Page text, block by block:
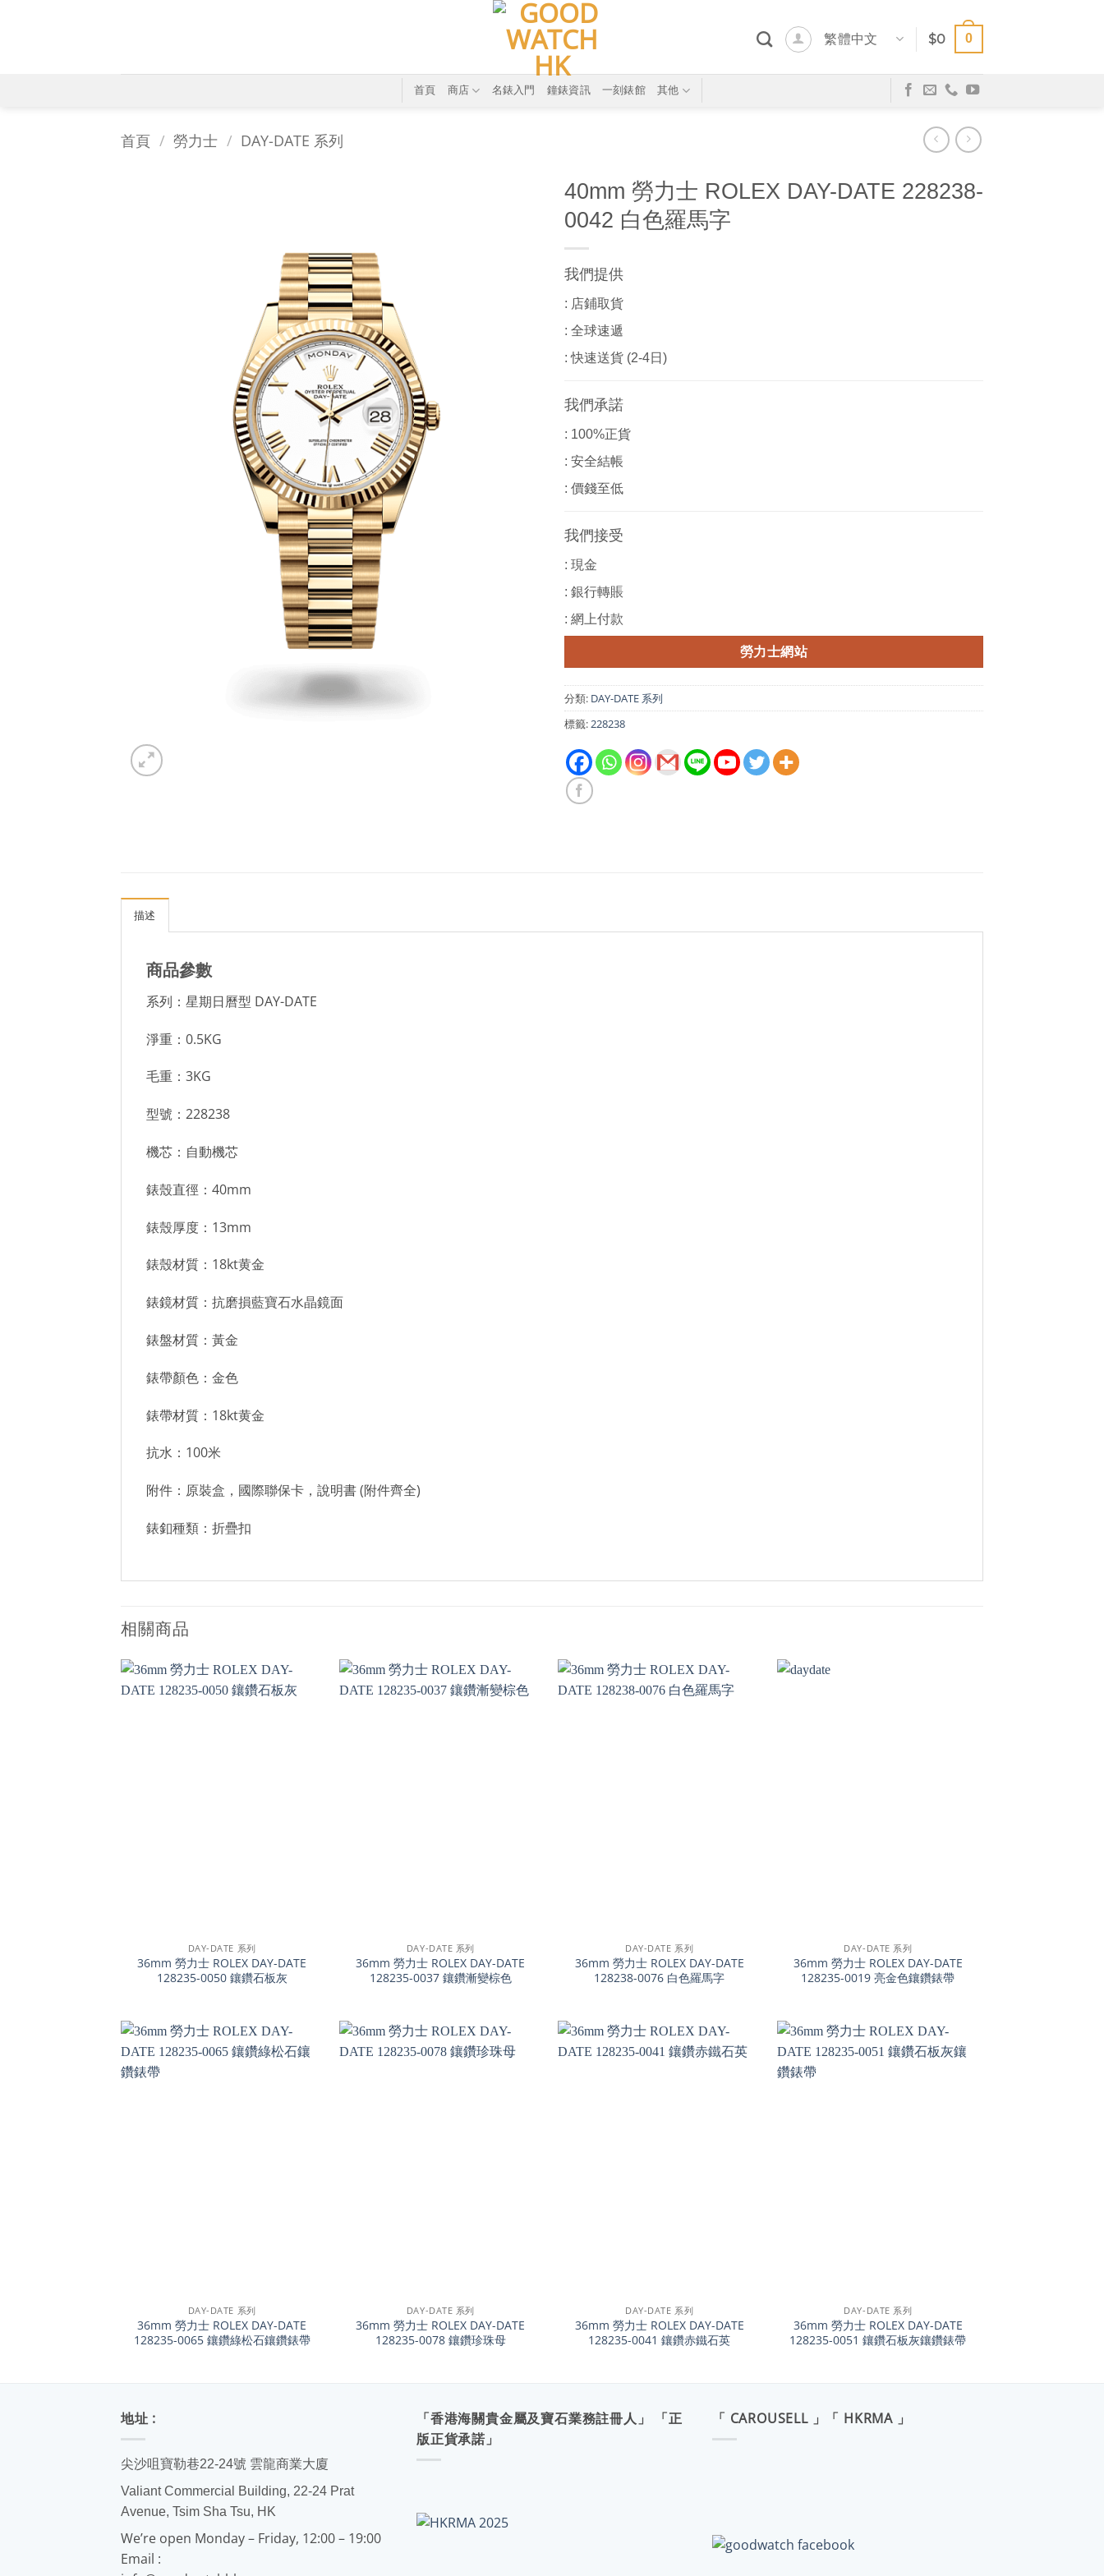
繁體中文 $0 0
首頁 商店 名錶入門 鐘錶資訊 一刻錶館 其他
首頁 / 勞力士 / DAY-DATE 系列
40mm 勞力士 ROLEX DAY-DATE 228238-
0042 白色羅馬字
我們提供
: 店鋪取貨
: 全球速遞
: 快速送貨 (2-4日)
我們承諾
: 100%正貨
: 安全結帳
: 價錢至低
我們接受
: 現金
: 銀行轉賬
: 網上付款
勞力士網站
分類: DAY-DATE 系列
標籤:228238
描述
商品參數
系列：星期日曆型 DAY-DATE
淨重：0.5KG
毛重：3KG
型號：228238
機芯：自動機芯
錶殼直徑：40mm
錶殼厚度：13mm
錶殼材質：18kt黄金
錶鏡材質：抗磨損藍寶石水晶鏡面
錶盤材質：黃金
錶帶顏色：金色
錶帶材質：18kt黄金
抗水：100米
附件：原裝盒，國際聯保卡，說明書 (附件齊全)
錶釦種類：折疊扣
相關商品
DAY-DATE 系列
36mm 勞力士 ROLEX DAY-DATE
128235-0050 鑲鑽石板灰
DAY-DATE 系列
36mm 勞力士 ROLEX DAY-DATE
128235-0037 鑲鑽漸變棕色
DAY-DATE 系列
36mm 勞力士 ROLEX DAY-DATE
128238-0076 白色羅馬字
DAY-DATE 系列
36mm 勞力士 ROLEX DAY-DATE
128235-0019 亮金色鑲鑽錶帶
DAY-DATE 系列
36mm 勞力士 ROLEX DAY-DATE
128235-0065 鑲鑽綠松石鑲鑽錶帶
DAY-DATE 系列
36mm 勞力士 ROLEX DAY-DATE
128235-0078 鑲鑽珍珠母
DAY-DATE 系列
36mm 勞力士 ROLEX DAY-DATE
128235-0041 鑲鑽赤鐵石英
DAY-DATE 系列
36mm 勞力士 ROLEX DAY-DATE
128235-0051 鑲鑽石板灰鑲鑽錶帶
地址 :
尖沙咀寶勒巷22-24號 雲龍商業大廈
Valiant Commercial Building, 22-24 Prat
Avenue, Tsim Sha Tsu, HK
We’re open Monday – Friday, 12:00 – 19:00
Email :
「香港海關貴金屬及寶石業務註冊人」 「正
版正貨承諾」
「 CAROUSELL 」「 HKRMA 」